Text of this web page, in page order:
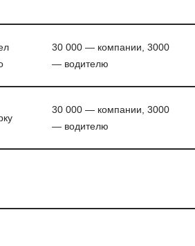
30 000 — компании, 3000
— водителю
30 000 — компании, 3000
— водителю